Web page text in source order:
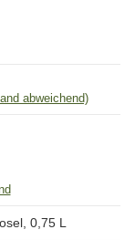
abweichend)
0,75 L